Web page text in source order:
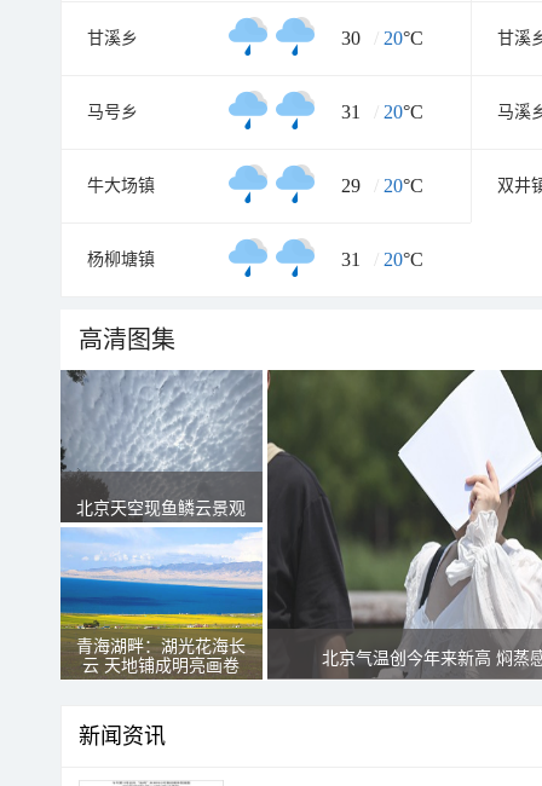
甘溪乡 30 / 20°C 甘溪
马号乡 31 / 20°C 马溪
牛大场镇 29 / 20°C 双井
杨柳塘镇 31 / 20°C
高清图集
北京天空现鱼鳞云景观
青海湖畔：湖光花海长
云 天地铺成明亮画卷
北京气温创今年来新高 焖蒸
新闻资讯